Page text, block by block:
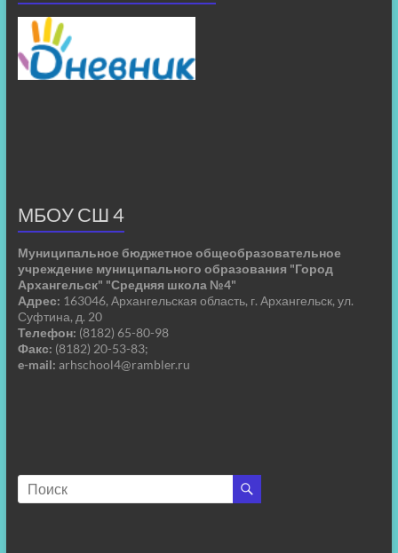
МБОУ СШ 4
Муниципальное бюджетное общеобразовательное
учреждение муниципального образования "Город
Архангельск" "Средняя школа №4"
Адрес: 163046, Архангельская область, г. Архангельск, ул.
Суфтина, д. 20
Телефон: (8182) 65-80-98
Факс: (8182) 20-53-83;
e-mail: arhschool4@rambler.ru